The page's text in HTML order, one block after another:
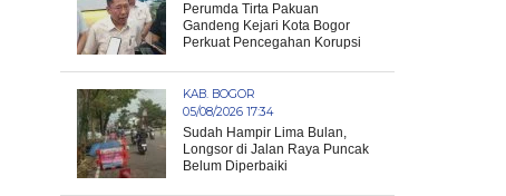
Perumda Tirta Pakuan
Gandeng Kejari Kota Bogor
Perkuat Pencegahan Korupsi
KAB. BOGOR
05/08/2026 17:34
Sudah Hampir Lima Bulan,
Longsor di Jalan Raya Puncak
Belum Diperbaiki